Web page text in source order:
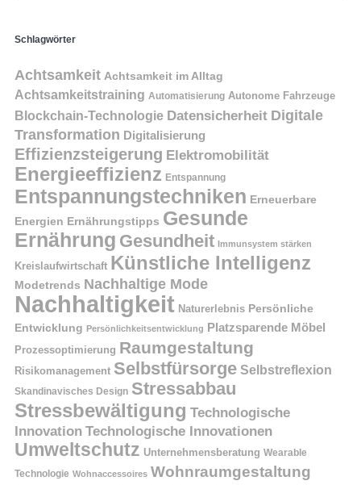
Schlagwörter
Achtsamkeit Achtsamkeit im Alltag
Achtsamkeitstraining Automatisierung Autonome Fahrzeuge
Blockchain-Technologie Datensicherheit Digitale
Transformation Digitalisierung
Effizienzsteigerung Elektromobilität
Energieeffizienz Entspannung
Entspannungstechniken Erneuerbare
Energien Ernährungstipps Gesunde
Ernährung Gesundheit Immunsystem stärken
Kreislaufwirtschaft Künstliche Intelligenz
Modetrends Nachhaltige Mode
Nachhaltigkeit Naturerlebnis Persönliche
Entwicklung Persönlichkeitsentwicklung Platzsparende Möbel
Prozessoptimierung Raumgestaltung
Risikomanagement Selbstfürsorge Selbstreflexion
Skandinavisches Design Stressabbau
Stressbewältigung Technologische
Innovation Technologische Innovationen
Umweltschutz Unternehmensberatung Wearable
Technologie Wohnaccessoires Wohnraumgestaltung